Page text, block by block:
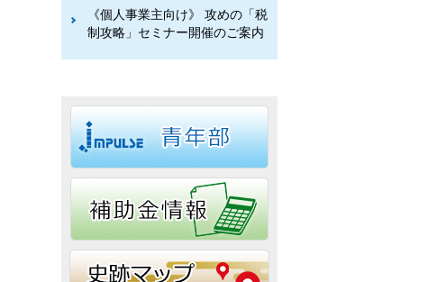
《個人事業主向け》 攻めの「税
制攻略」セミナー開催のご案内